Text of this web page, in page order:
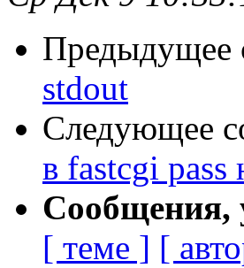
Предыдущее
stdout
Следующее
в fastcgi pass
Сообщения,
[ теме ] [